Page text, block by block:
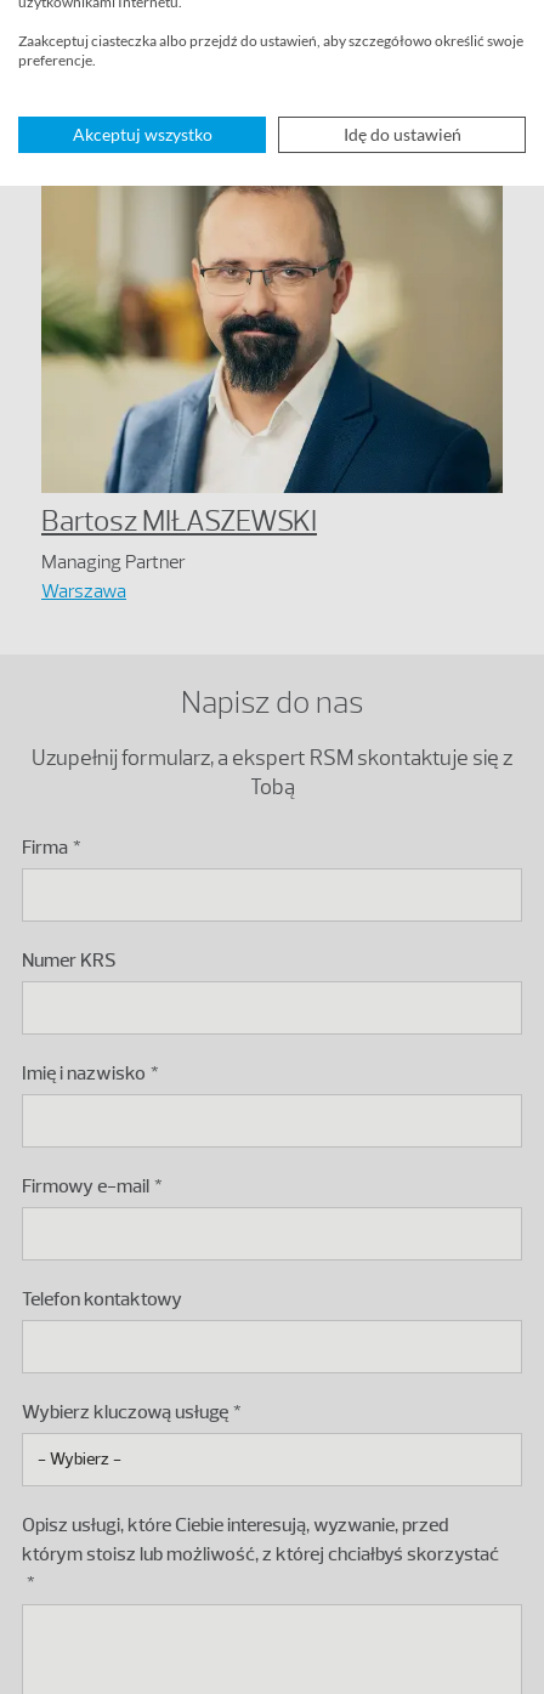
Bartosz MIŁASZEWSKI
Managing Partner
Warszawa
Napisz do nas
Uzupełnij formularz, a ekspert RSM skontaktuje się z
Tobą
Firma
Numer KRS
Podaj numer KRS polskiego podmiotu.
Imię i nazwisko
Firmowy e-mail
Telefon kontaktowy
Wybierz kluczową usługę
Opisz usługi, które Ciebie interesują, wyzwanie, przed
którym stoisz lub możliwość, z której chciałbyś skorzystać
Zaakceptuj ciasteczka albo przejdź do ustawień, aby szczegółowo określić swoje
preferencje.
Akceptuj wszystko Idę do ustawień